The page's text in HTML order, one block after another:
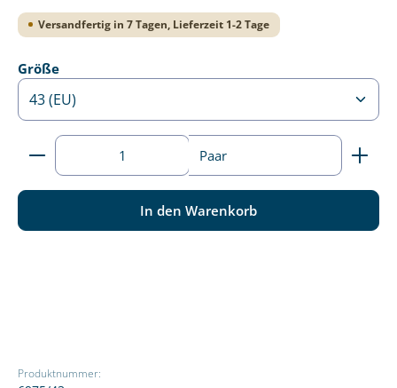
Versandfertig in 7 Tagen, Lieferzeit 1-2 Tage
Größeauswählen
Produkt Anzahl: Gib den gewünschten Wert ein
Paar
In den Warenkorb
Produktnummer: